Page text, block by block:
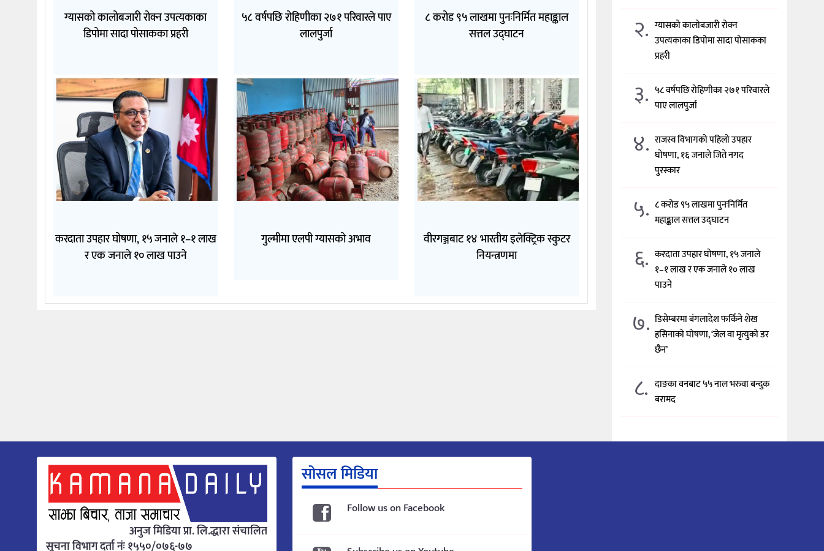
ग्यासको कालोबजारी रोक्न उपत्यकाका
डिपोमा सादा पोसाकका प्रहरी
५८ वर्षपछि रोहिणीका २७१ परिवारले पाए
लालपुर्जा
८ करोड ९५ लाखमा पुनःनिर्मित महाङ्काल
सत्तल उद्घाटन
करदाता उपहार घोषणा, १५ जनाले १–१ लाख
र एक जनाले १० लाख पाउने
गुल्मीमा एलपी ग्यासको अभाव
वीरगञ्जबाट १४ भारतीय इलेक्ट्रिक स्कुटर
नियन्त्रणमा
२. ग्यासको कालोबजारी रोक्न
उपत्यकाका डिपोमा सादा पोसाकका
प्रहरी
३. ५८ वर्षपछि रोहिणीका २७१ परिवारले
पाए लालपुर्जा
४. राजस्व विभागको पहिलो उपहार
घोषणा, १६ जनाले जिते नगद
पुरस्कार
५. ८ करोड ९५ लाखमा पुनःनिर्मित
महाङ्काल सत्तल उद्घाटन
६. करदाता उपहार घोषणा, १५ जनाले
१–१ लाख र एक जनाले १० लाख
पाउने
७. डिसेम्बरमा बंगलादेश फर्किने शेख
हसिनाको घोषणा, ‘जेल वा मृत्युको डर
छैन’
८. दाङका वनबाट ५५ नाल भरुवा बन्दुक
बरामद
अनुज मिडिया प्रा. लि.द्धारा संचालित
सूचना विभाग दर्ता नंः १५५०/०७६-७७
सोसल मिडिया
Follow us on Facebook